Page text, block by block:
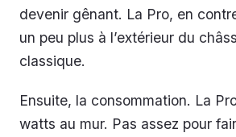
devenir gênant. La Pro, en
un peu plus à l’extérieur du
classique.
Ensuite, la consommation. La
watts au mur. Pas assez pour